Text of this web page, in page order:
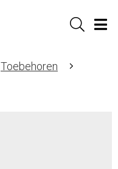
Sök
Toebehoren